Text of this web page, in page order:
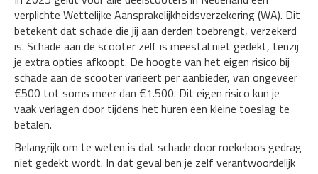
verplichte Wettelijke Aansprakelijkheidsverzekering (WA). Dit
betekent dat schade die jij aan derden toebrengt, verzekerd
is. Schade aan de scooter zelf is meestal niet gedekt, tenzij
je extra opties afkoopt. De hoogte van het eigen risico bij
schade aan de scooter varieert per aanbieder, van ongeveer
€500 tot soms meer dan €1.500. Dit eigen risico kun je
vaak verlagen door tijdens het huren een kleine toeslag te
betalen.
Belangrijk om te weten is dat schade door roekeloos gedrag
niet gedekt wordt. In dat geval ben je zelf verantwoordelijk